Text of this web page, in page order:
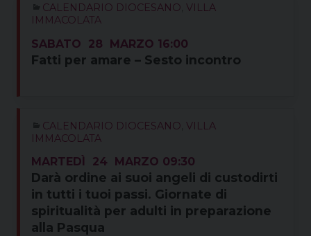
CALENDARIO DIOCESANO VILLA
IMMACOLATA
SABATO 28 MARZO 16:00
Fatti per amare – Sesto incontro
CALENDARIO DIOCESANO VILLA
IMMACOLATA
MARTEDÌ 24 MARZO 09:30
Darà ordine ai suoi angeli di custodirti
in tutti i tuoi passi. Giornate di
spiritualità per adulti in preparazione
alla Pasqua